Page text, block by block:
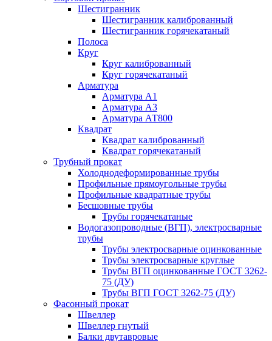
Шестигранник
Шестигранник калиброванный
Шестигранник горячекатаный
Полоса
Круг
Круг калиброванный
Круг горячекатаный
Арматура
Арматура А1
Арматура А3
Арматура АТ800
Квадрат
Квадрат калиброванный
Квадрат горячекатаный
Трубный прокат
Холоднодеформированные трубы
Профильные прямоугольные трубы
Профильные квадратные трубы
Бесшовные трубы
Трубы горячекатаные
Водогазопроводные (ВГП), электросварные
трубы
Трубы электросварные оцинкованные
Трубы электросварные круглые
Трубы ВГП оцинкованные ГОСТ 3262-
75 (ДУ)
Трубы ВГП ГОСТ 3262-75 (ДУ)
Фасонный прокат
Швеллер
Швеллер гнутый
Балки двутавровые